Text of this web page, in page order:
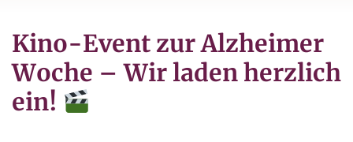
Kino-Event zur Alzheimer
Woche – Wir laden herzlich
ein!